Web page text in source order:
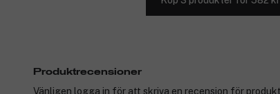
Produktrecensioner
Vänligen logga in för att skriva en recension för